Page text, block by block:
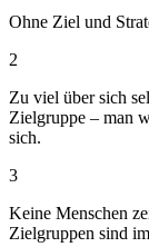
Ohne Ziel und
2
Zu viel über sich
Zielgruppe – man
sich.
3
Keine Menschen
Zielgruppen sind